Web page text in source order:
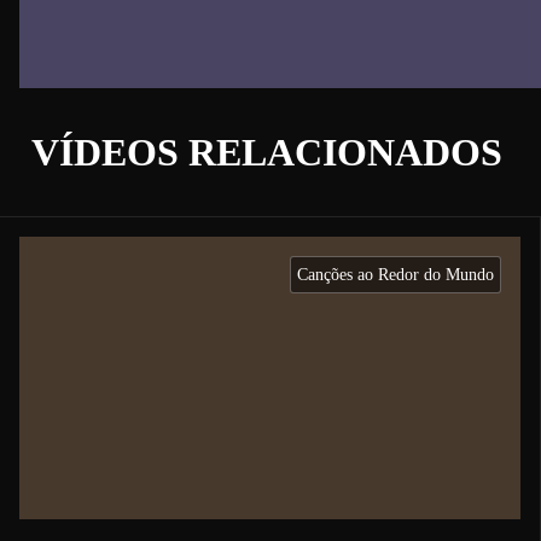
VÍDEOS RELACIONADOS
Canções ao Redor do Mundo